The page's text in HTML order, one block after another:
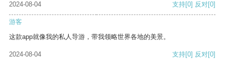
2024-08-04 支持[0] 反对[0]
游客
这款app就像我的私人导游，带我领略世界各地的美景。
2024-08-04 支持[0] 反对[0]